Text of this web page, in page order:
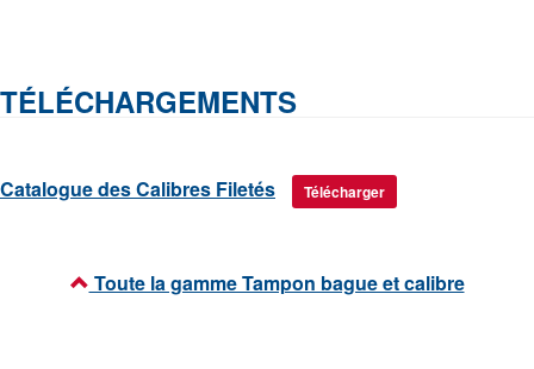
TÉLÉCHARGEMENTS
Catalogue des Calibres Filetés Télécharger
Toute la gamme Tampon bague et calibre